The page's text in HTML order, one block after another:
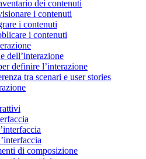
dei contenuti
i contenuti
i contenuti
i contenuti
dell’interazione
definire l’interazione
tra scenari e user stories
di composizione